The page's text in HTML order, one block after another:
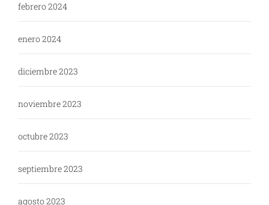
febrero 2024
enero 2024
diciembre 2023
noviembre 2023
octubre 2023
septiembre 2023
agosto 2023